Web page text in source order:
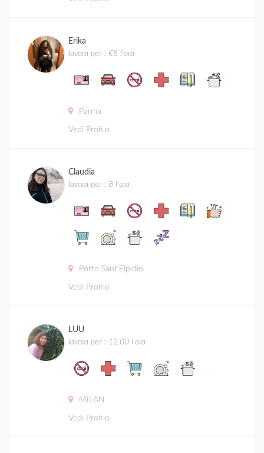
Erika
lavora per : €8 l'ora
Parma
Vedi Profilo
Claudia
lavora per : 8 l'ora
Porto Sant'Elpidio
Vedi Profilo
LUU
lavora per : 12.00 l'ora
MILAN
Vedi Profilo